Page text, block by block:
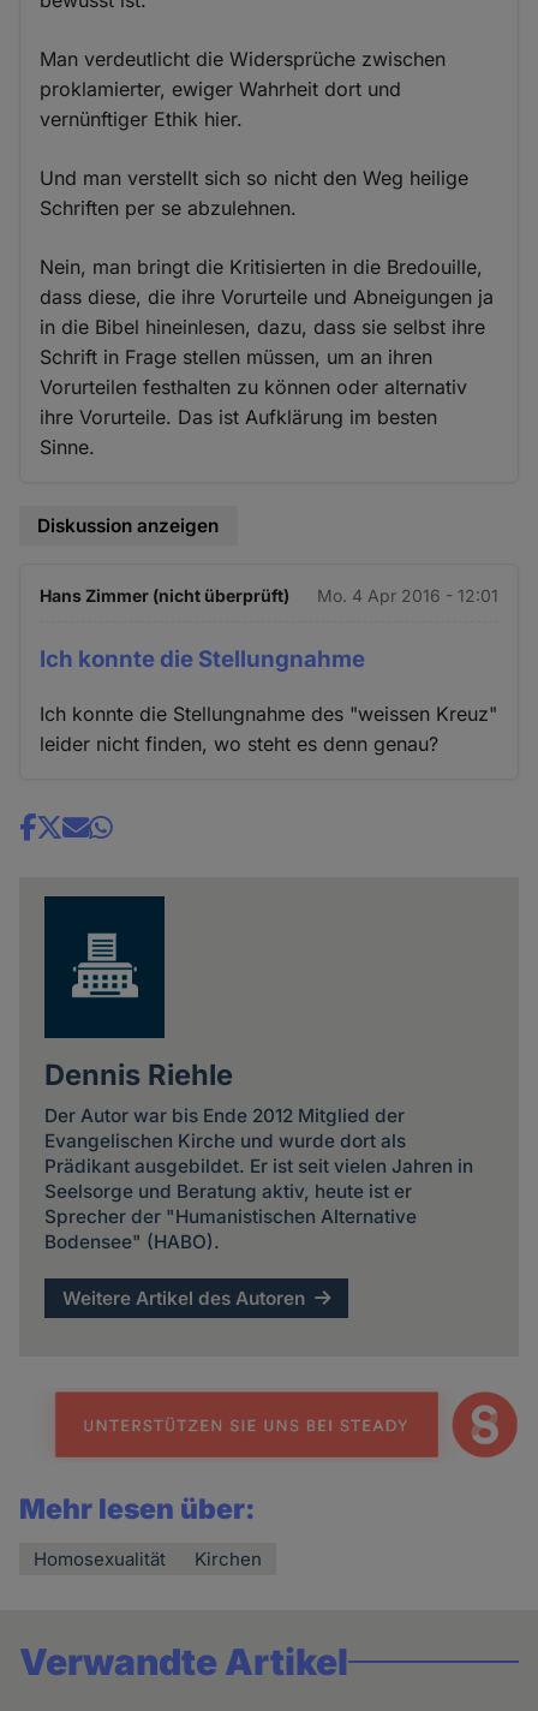
Man verdeutlicht die Widersprüche zwischen
proklamierter, ewiger Wahrheit dort und
vernünftiger Ethik hier.
Und man verstellt sich so nicht den Weg heilige
Schriften per se abzulehnen.
Nein, man bringt die Kritisierten in die Bredouille,
dass diese, die ihre Vorurteile und Abneigungen ja
in die Bibel hineinlesen, dazu, dass sie selbst ihre
Schrift in Frage stellen müssen, um an ihren
Vorurteilen festhalten zu können oder alternativ
ihre Vorurteile. Das ist Aufklärung im besten
Sinne.
Diskussion anzeigen
Hans Zimmer (nicht überprüft) Mo. 4 Apr 2016 - 12:01
Ich konnte die Stellungnahme
Ich konnte die Stellungnahme des "weissen Kreuz"
leider nicht finden, wo steht es denn genau?
Share
Dennis Riehle
Der Autor war bis Ende 2012 Mitglied der
Evangelischen Kirche und wurde dort als
Prädikant ausgebildet. Er ist seit vielen Jahren in
Seelsorge und Beratung aktiv, heute ist er
Sprecher der "Humanistischen Alternative
Bodensee" (HABO).
Weitere Artikel des Autoren
Mehr lesen über:
Homosexualität Kirchen
Verwandte Artikel